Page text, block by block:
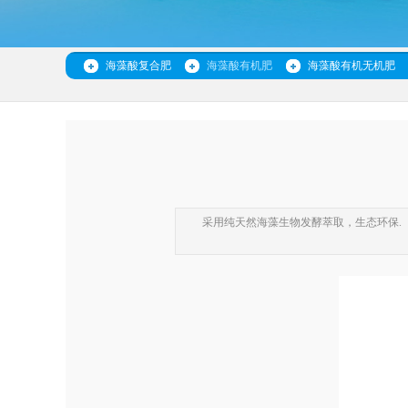
海藻酸复合肥 海藻酸有机肥 海藻酸有机无机肥
采用纯天然海藻生物发酵萃取，生态环保.